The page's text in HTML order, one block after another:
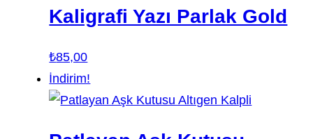
Kaligrafi Yazı Parlak Gold
₺85,00
İndirim!